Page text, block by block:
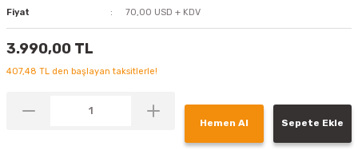
Fiyat
70,00 USD + KDV
3.990,00 TL
407,48 TL den başlayan taksitlerle!
Hemen Al Sepete Ekle